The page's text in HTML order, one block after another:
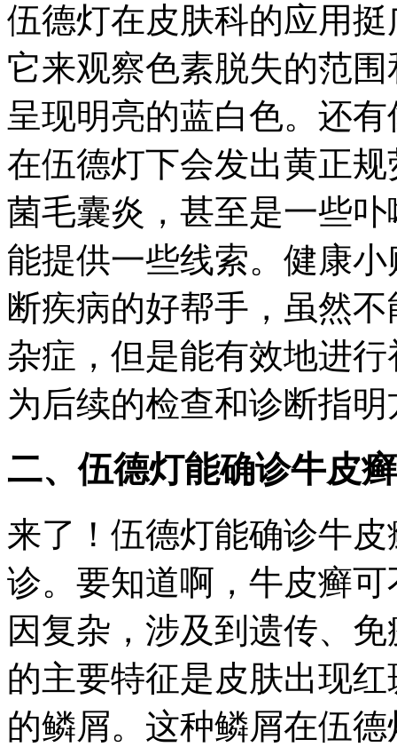
伍德灯在皮肤科的应用
它来观察色素脱失的范
呈现明亮的蓝白色。还
在伍德灯下会发出黄正
菌毛囊炎，甚至是一些
能提供一些线索。健康
断疾病的好帮手，虽然
杂症，但是能有效地进
为后续的检查和诊断指
二、伍德灯能确诊牛皮
来了！伍德灯能确诊牛
诊。要知道啊，牛皮癣
因复杂，涉及到遗传、
的主要特征是皮肤出现
的鳞屑。这种鳞屑在伍